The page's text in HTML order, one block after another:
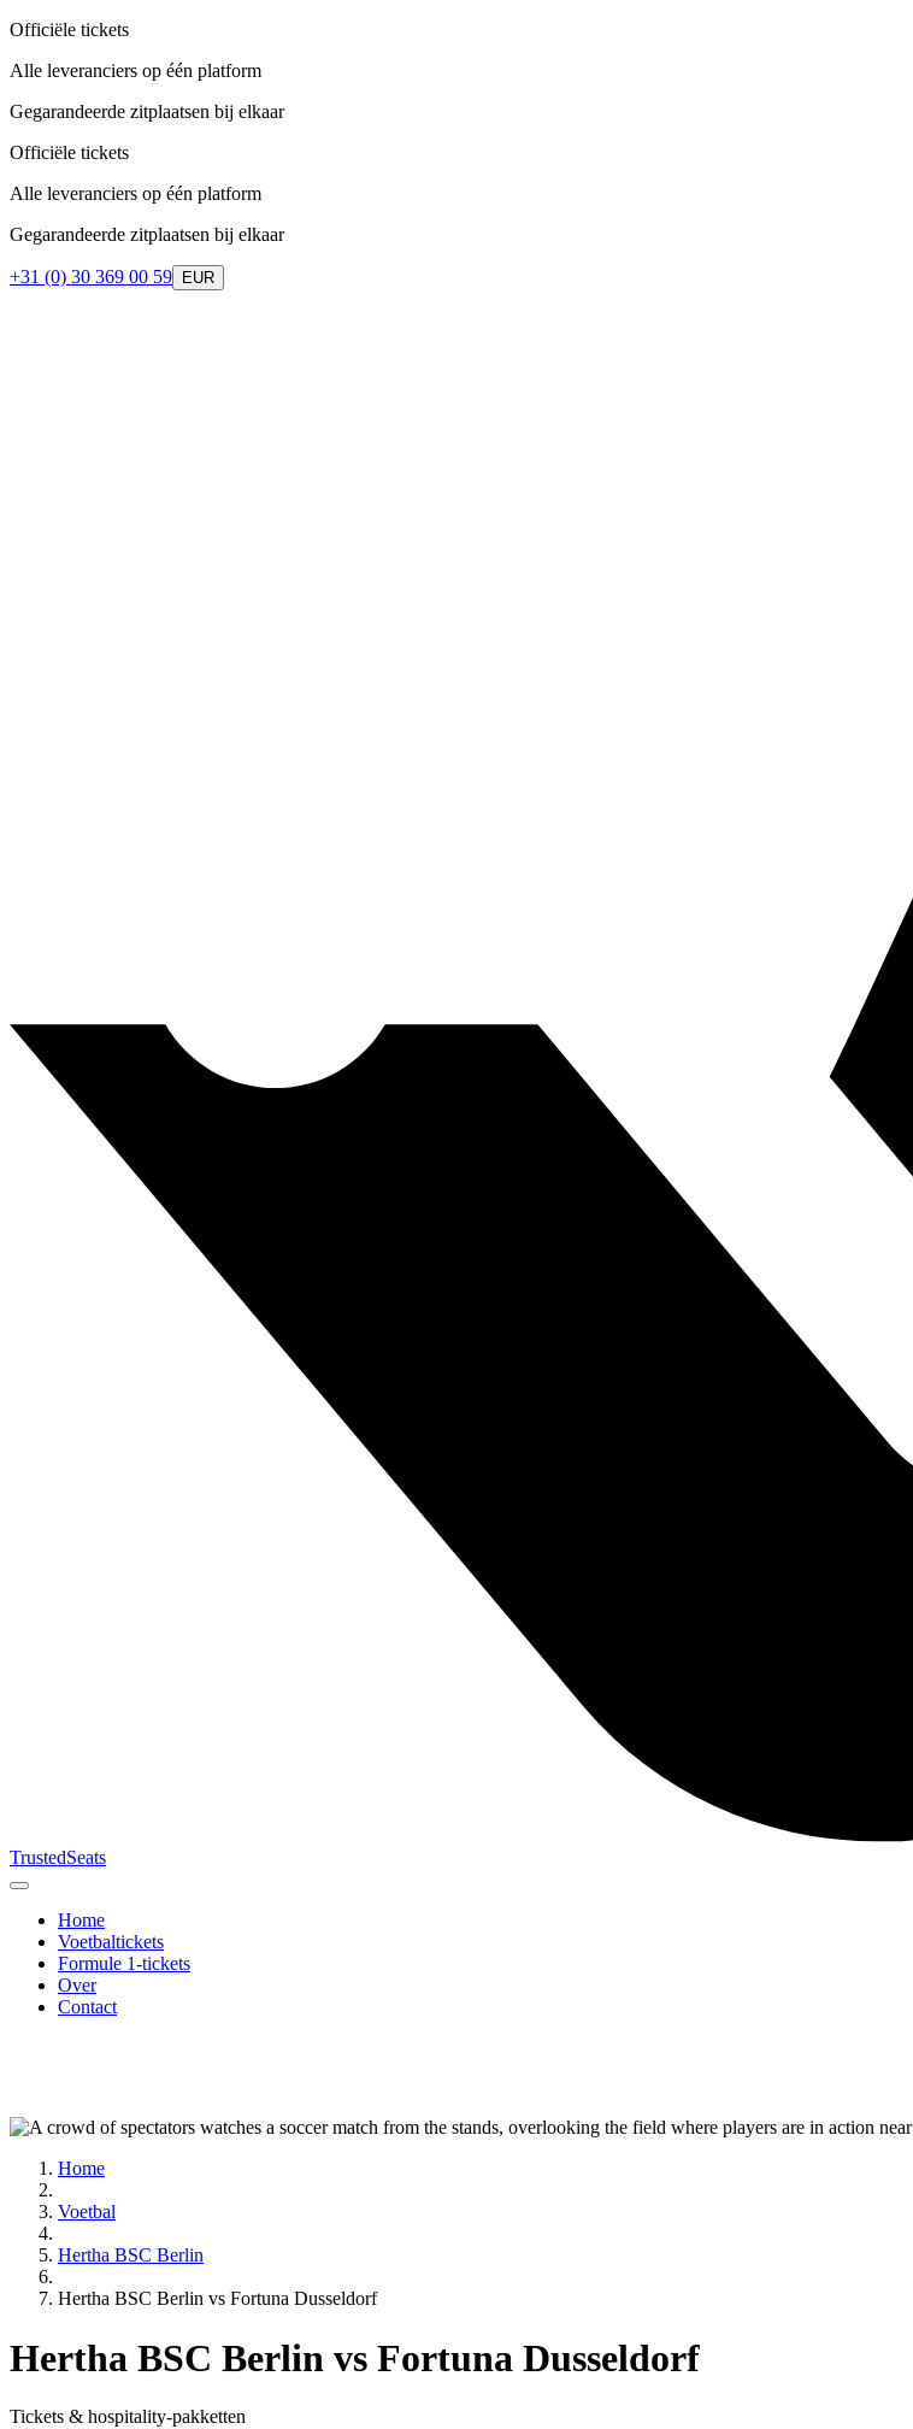
Officiële tickets
Alle leveranciers op één platform
Gegarandeerde zitplaatsen bij elkaar
Officiële tickets
Alle leveranciers op één platform
Gegarandeerde zitplaatsen bij elkaar
+31 (0) 30 369 00 59 EUR
TrustedSeats
Home
Voetbaltickets
Formule 1-tickets
Over
Contact
Home
Voetbal
Hertha BSC Berlin
Hertha BSC Berlin vs Fortuna Dusseldorf
Hertha BSC Berlin vs Fortuna Dusseldorf
Tickets & hospitality-pakketten